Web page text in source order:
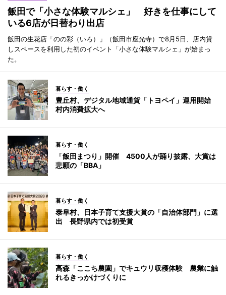
飯田で「小さな体験マルシェ」 好きを仕事にして
いる6店が日替わり出店
飯田の生花店「のの彩（いろ）」（飯田市座光寺）で8月5日、店内貸
しスペースを利用した初のイベント「小さな体験マルシェ」が始まっ
た。
暮らす・働く
豊丘村、デジタル地域通貨「トヨペイ」運用開始
村内消費拡大へ
暮らす・働く
「飯田まつり」開催 4500人が踊り披露、大賞は
悲願の「BBA」
暮らす・働く
泰阜村、日本子育て支援大賞の「自治体部門」に選
出 長野県内では初受賞
暮らす・働く
高森「ここち農園」でキュウリ収穫体験 農業に触
れるきっかけづくりに